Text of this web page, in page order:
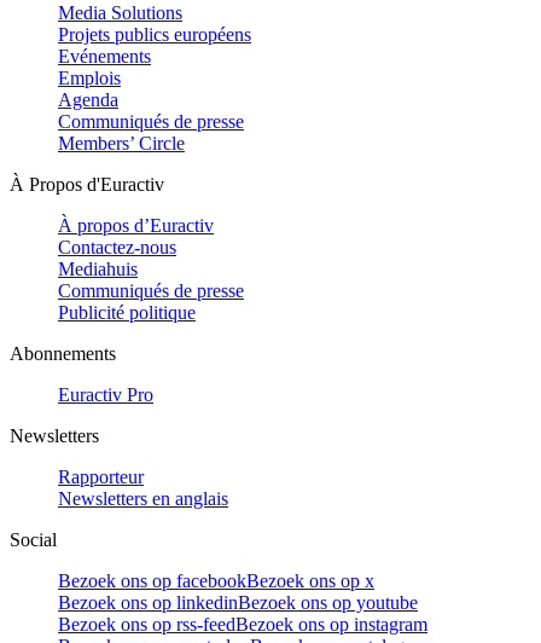
Media Solutions
Projets publics européens
Evénements
Emplois
Agenda
Communiqués de presse
Members’ Circle
À Propos d'Euractiv
À propos d’Euractiv
Contactez-nous
Mediahuis
Communiqués de presse
Publicité politique
Abonnements
Euractiv Pro
Newsletters
Rapporteur
Newsletters en anglais
Social
Bezoek ons op facebookBezoek ons op x
Bezoek ons op linkedinBezoek ons op youtube
Bezoek ons op rss-feedBezoek ons op instagram